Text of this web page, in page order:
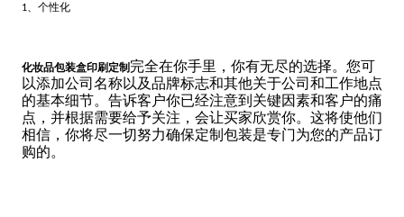
1、个性化
化妆品包装盒印刷定制完全在你手里，你有无尽的选择。您可
以添加公司名称以及品牌标志和其他关于公司和工作地点
的基本细节。告诉客户你已经注意到关键因素和客户的痛
点，并根据需要给予关注，会让买家欣赏你。这将使他们
相信，你将尽一切努力确保定制包装是专门为您的产品订
购的。